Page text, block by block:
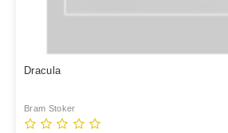
Dracula
Bram Stoker